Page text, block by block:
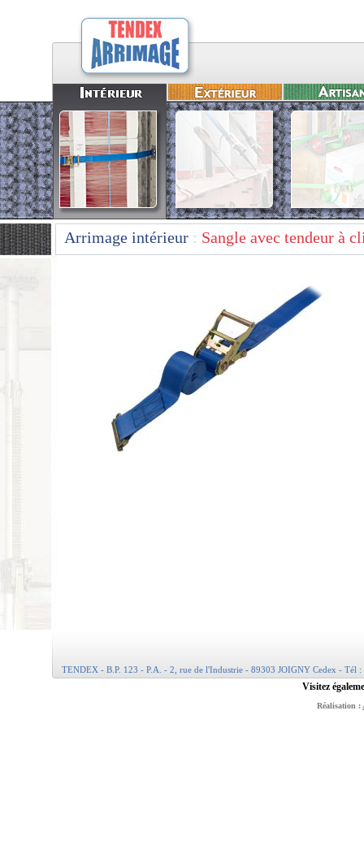
Arrimage intérieur: Sangle avec tendeur à
TENDEX - B.P. 123 - P.A. - 2, rue de l'Industrie - 89303 JOIGNY Cedex - Tél
Visitez
Réalisation :